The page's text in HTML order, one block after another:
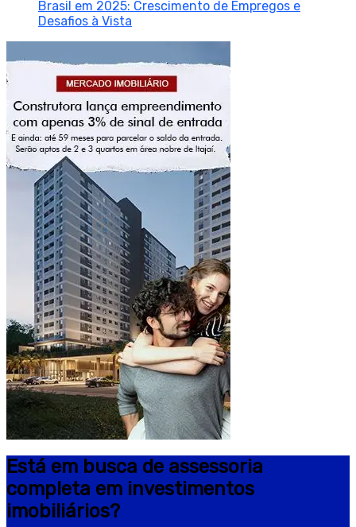
Brasil em 2025: Crescimento de Empregos e
Desafios à Vista
Está em busca de assessoria
completa em investimentos
imobiliários?